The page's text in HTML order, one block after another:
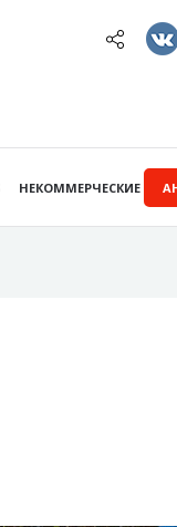
НЕКОММЕРЧЕСКИЕ